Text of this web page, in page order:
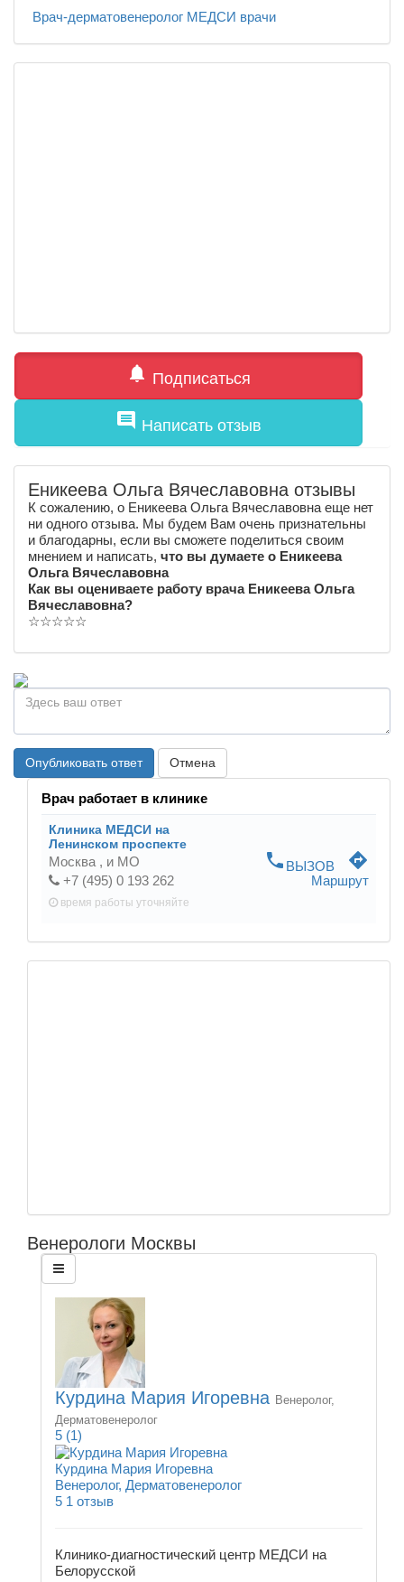
Врач-дерматовенеролог МЕДСИ врачи
notifications Подписаться
comment Написать отзыв
Еникеева Ольга Вячеславовна отзывы
К сожалению, о Еникеева Ольга Вячеславовна еще нет
ни одного отзыва. Мы будем Вам очень признательны
и благодарны, если вы сможете поделиться своим
мнением и написать, что вы думаете о Еникеева
Ольга Вячеславовна
Как вы оцениваете работу врача Еникеева Ольга
Вячеславовна?
☆☆☆☆☆
Опубликовать ответ Отмена
Врач работает в клинике
Клиника МЕДСИ на
Ленинском проспекте
Москва , и МО
+7 (495) 0 193 262
время работы уточняйте
phone ВЫЗОВ directions
Маршрут
Венерологи Москвы
Курдина Мария Игоревна Венеролог,
Дерматовенеролог
5 (1)
Курдина Мария Игоревна
Венеролог, Дерматовенеролог
5 1 отзыв
Клинико-диагностический центр МЕДСИ на
Белорусской